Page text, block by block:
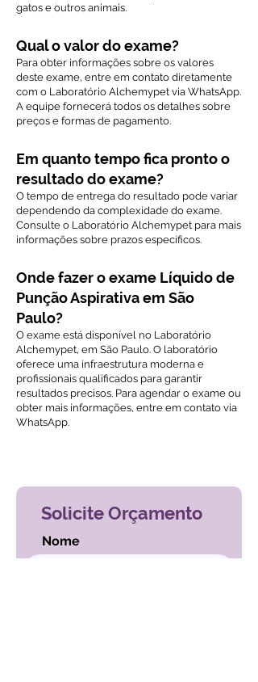
gatos e outros animais.
Qual o valor do exame?
Para obter informações sobre os valores
deste exame, entre em contato diretamente
com o Laboratório Alchemypet via WhatsApp.
A equipe fornecerá todos os detalhes sobre
preços e formas de pagamento.
Em quanto tempo fica pronto o
resultado do exame?
O tempo de entrega do resultado pode variar
dependendo da complexidade do exame.
Consulte o Laboratório Alchemypet para mais
informações sobre prazos específicos.
Onde fazer o exame Líquido de
Punção Aspirativa em São
Paulo?
O exame está disponível no Laboratório
Alchemypet, em São Paulo. O laboratório
oferece uma infraestrutura moderna e
profissionais qualificados para garantir
resultados precisos. Para agendar o exame ou
obter mais informações, entre em contato via
WhatsApp.
Solicite Orçamento
Nome